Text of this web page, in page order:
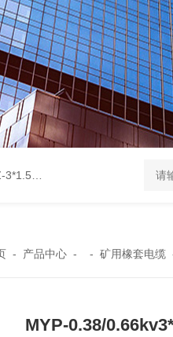
矿用阻燃橡套电缆
- 产品中心- - 矿用橡套电缆
MYP-0.38/